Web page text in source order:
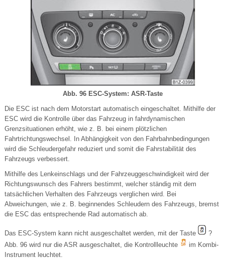
Abb. 96 ESC-System: ASR-Taste
Die ESC ist nach dem Motorstart automatisch eingeschaltet. Mithilfe der
ESC wird die Kontrolle über das Fahrzeug in fahrdynamischen
Grenzsituationen erhöht, wie z. B. bei einem plötzlichen
Fahrtrichtungswechsel. In Abhängigkeit von den Fahrbahnbedingungen
wird die Schleudergefahr reduziert und somit die Fahrstabilität des
Fahrzeugs verbessert.
Mithilfe des Lenkeinschlags und der Fahrzeuggeschwindigkeit wird der
Richtungswunsch des Fahrers bestimmt, welcher ständig mit dem
tatsächlichen Verhalten des Fahrzeugs verglichen wird. Bei
Abweichungen, wie z. B. beginnendes Schleudern des Fahrzeugs, bremst
die ESC das entsprechende Rad automatisch ab.
Das ESC-System kann nicht ausgeschaltet werden, mit der Taste
?
Abb. 96 wird nur die ASR ausgeschaltet, die Kontrollleuchte
im Kombi-
Instrument leuchtet.